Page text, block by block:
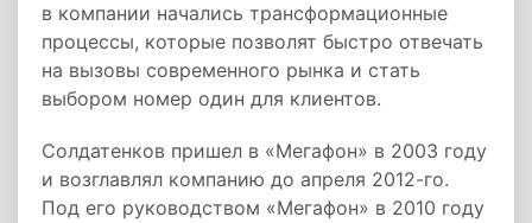
в компании начались трансформационные
процессы, которые позволят быстро отвечать
на вызовы современного рынка и стать
выбором номер один для клиентов.
Солдатенков пришел в «Мегафон» в 2003 году
и возглавлял компанию до апреля 2012-го.
Под его руководством «Мегафон» в 2010 году